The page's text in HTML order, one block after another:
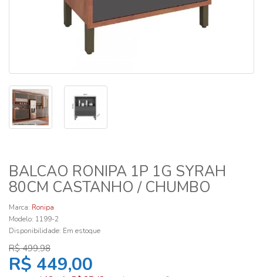
BALCAO RONIPA 1P 1G SYRAH
80CM CASTANHO / CHUMBO
Marca: Ronipa
Modelo: 1199-2
Disponibilidade: Em estoque
R$ 499,98
R$ 449,00